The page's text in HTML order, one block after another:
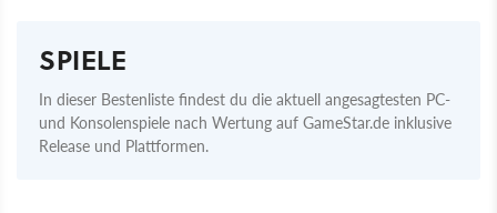
SPIELE
In dieser Bestenliste findest du die aktuell angesagtesten PC-
und Konsolenspiele nach Wertung auf GameStar.de inklusive
Release und Plattformen.